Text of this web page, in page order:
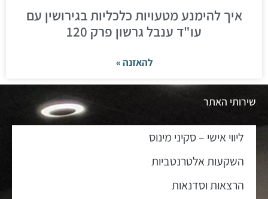
איך להימנע מטעויות כלכליות בגירושין עם
עו"ד ענבל גרשון פרק 120
להאזנה »
שירותי האתר
ליווי אישי – סקיני מינוס
השקעות אלטרנטביות
הרצאות וסדנאות